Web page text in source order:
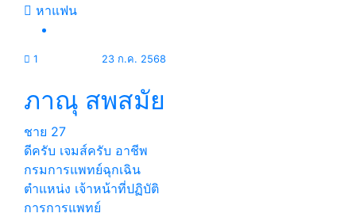
หาแฟน
1 23 ก.ค. 2568
ภาณุ สพสมัย
ชาย 27
ดีครับ เจมส์ครับ อาชีพ
กรมการแพทย์ฉุกเฉิน
ตำแหน่ง เจ้าหน้าที่ปฏิบัติ
การการแพทย์